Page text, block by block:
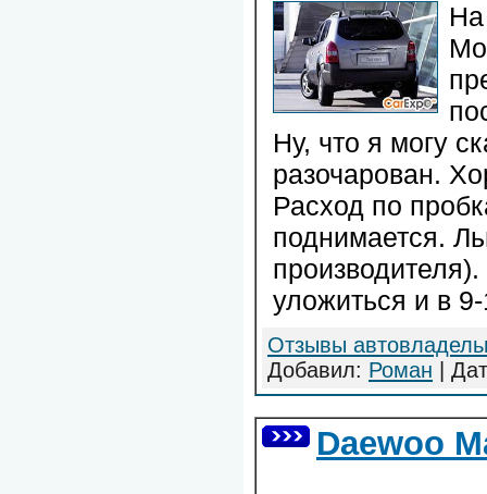
Ну, что я могу
разочарован.
Расход по
поднимается.
уложиться и в
Отзывы
Добавил: Роман |
Daewoo